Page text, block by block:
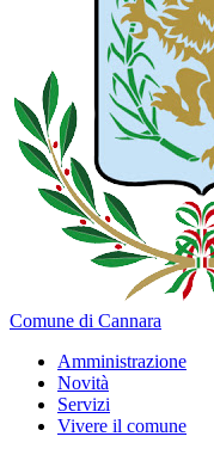
Comune di Cannara
Amministrazione
Novità
Servizi
Vivere il comune